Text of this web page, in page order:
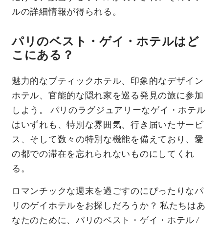
ルの詳細情報が得られる。
パリのベスト・ゲイ・ホテルはど
こにある？
魅力的なブティックホテル、印象的なデザイン
ホテル、官能的な隠れ家を巡る発見の旅に参加
しよう。 パリのラグジュアリーなゲイ・ホテル
はいずれも、特別な雰囲気、行き届いたサービ
ス、そして数々の特別な機能を備えており、愛
の都での滞在を忘れられないものにしてくれ
る。
ロマンチックな週末を過ごすのにぴったりなパ
リのゲイホテルをお探しだろうか？ 私たちはあ
なたのために、パリのベスト・ゲイ・ホテル7